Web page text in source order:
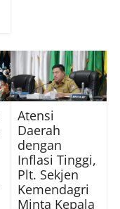
Atensi
Daerah
dengan
Inflasi Tinggi,
Plt. Sekjen
Kemendagri
Minta Kepala